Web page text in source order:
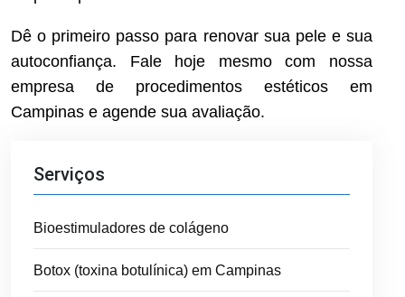
Serviços
Bioestimuladores de colágeno
Botox (toxina botulínica) em Campinas
Dê o primeiro passo para renovar sua pele e sua
autoconfiança. Fale hoje mesmo com nossa
empresa de procedimentos estéticos em
Campinas e agende sua avaliação.